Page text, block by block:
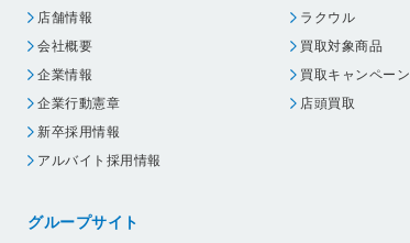
店舗情報
会社概要
企業情報
企業行動憲章
新卒採用情報
アルバイト採用情報
グループサイト
ラクウル
買取対象商品
買取キャンペーン
店頭買取